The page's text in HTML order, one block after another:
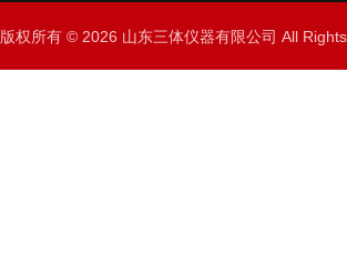
版权所有 © 2026 山东三体仪器有限公司 All